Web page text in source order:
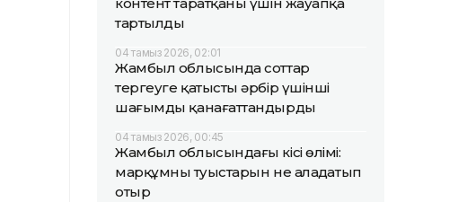
тартылды
04 тамыз 2026, 02:01
Жамбыл облысында соттар
тергеуге қатысты әрбір үшінші
шағымды қанағаттандырды
04 тамыз 2026, 00:45
Жамбыл облысындағы кісі өлімі:
марқұмның туыстарын не алаңдатып
отыр